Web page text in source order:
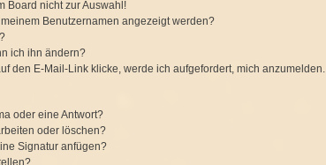
Board nicht zur Auswahl!
Benutzernamen angezeigt werden?
ich ihn ändern?
den E-Mail-Link klicke, werde ich aufgefordert, mich anzumelden.
oder eine Antwort?
oder löschen?
Signatur anfügen?